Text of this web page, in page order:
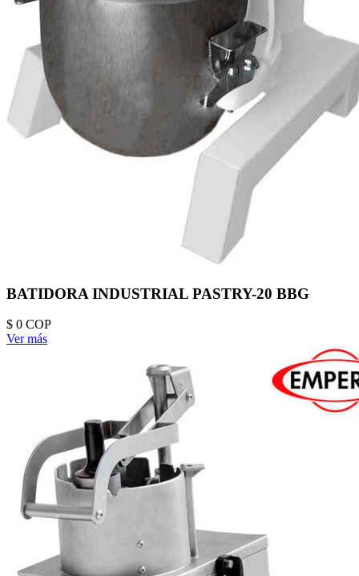
BATIDORA INDUSTRIAL PASTRY-20 BBG
$ 0 COP
Ver más